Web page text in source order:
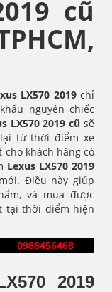
cũ
LX570 2019chỉ
nguyên chiếc
LX5702019 cũsẽ
từ thời điểm xe
khách hàng có
Lexus LX5702019
Điều này giúp
và mua được
tại thời điểm hiện
0988456468
2019